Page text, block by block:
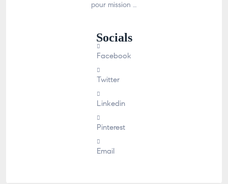
pour mission …
Socials
Facebook
Twitter
Linkedin
Pinterest
Email